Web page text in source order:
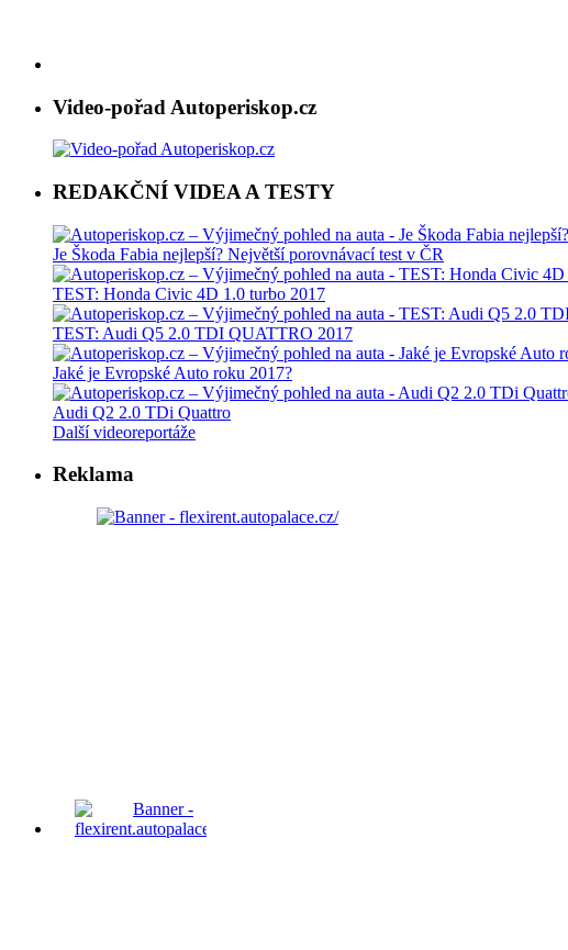
Video-pořad Autoperiskop.cz
REDAKČNÍ VIDEA A TESTY
Je Škoda Fabia nejlepší? Největší porovnávací test v ČR
TEST: Honda Civic 4D 1.0 turbo 2017
TEST: Audi Q5 2.0 TDI QUATTRO 2017
Jaké je Evropské Auto roku 2017?
Audi Q2 2.0 TDi Quattro
Další videoreportáže
Reklama